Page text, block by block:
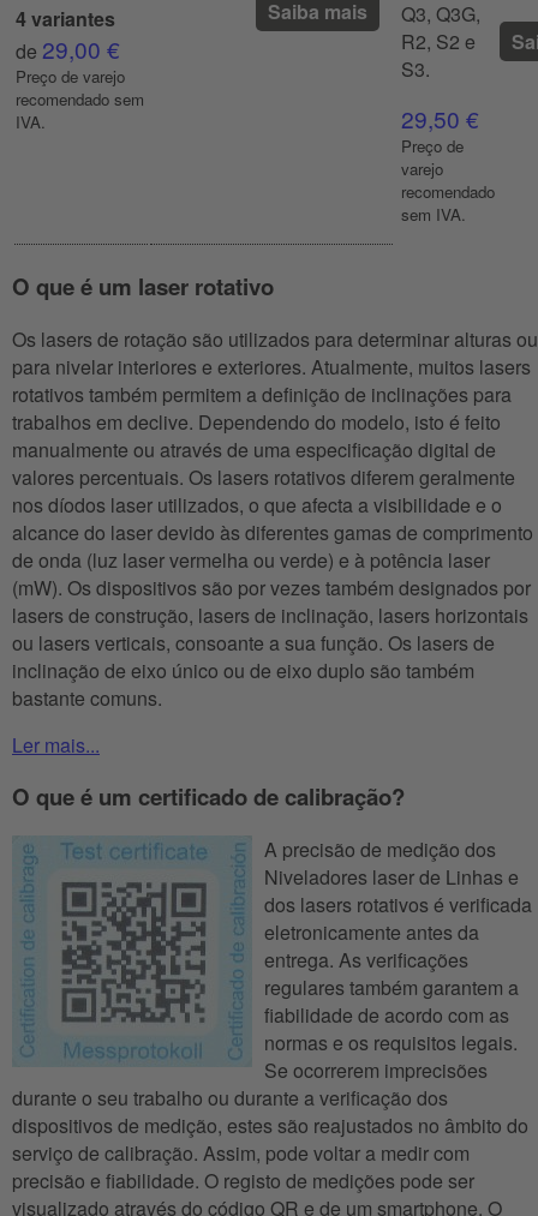
4 variantes
de 29,00 €
Preço de varejo
recomendado sem
IVA.
Saiba mais
Q3, Q3G,
R2, S2 e
S3.
29,50 €
Preço de
varejo
recomendado
sem IVA.
O que é um laser rotativo
Os lasers de rotação são utilizados para determinar alturas ou
para nivelar interiores e exteriores. Atualmente, muitos lasers
rotativos também permitem a definição de inclinações para
trabalhos em declive. Dependendo do modelo, isto é feito
manualmente ou através de uma especificação digital de
valores percentuais. Os lasers rotativos diferem geralmente
nos díodos laser utilizados, o que afecta a visibilidade e o
alcance do laser devido às diferentes gamas de comprimento
de onda (luz laser vermelha ou verde) e à potência laser
(mW). Os dispositivos são por vezes também designados por
lasers de construção, lasers de inclinação, lasers horizontais
ou lasers verticais, consoante a sua função. Os lasers de
inclinação de eixo único ou de eixo duplo são também
bastante comuns.
Ler mais...
O que é um certificado de calibração?
A precisão de medição dos
Niveladores laser de Linhas e
dos lasers rotativos é verificada
eletronicamente antes da
entrega. As verificações
regulares também garantem a
fiabilidade de acordo com as
normas e os requisitos legais.
Se ocorrerem imprecisões
durante o seu trabalho ou durante a verificação dos
dispositivos de medição, estes são reajustados no âmbito do
serviço de calibração. Assim, pode voltar a medir com
precisão e fiabilidade. O registo de medições pode ser
visualizado através do código QR e de um smartphone. O